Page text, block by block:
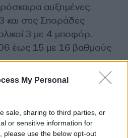
My Personal
sale, sharing to third parties, or
or sensitive information for
please use the below opt-out
αυξημένες.
και στις Σποράδες
3 με 4 μποφόρ.
έως 15 με 16 βαθμούς